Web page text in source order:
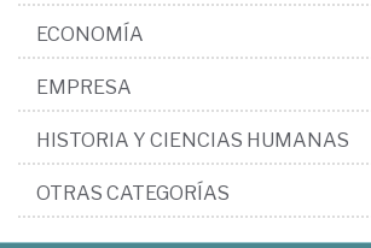
ECONOMÍA
EMPRESA
HISTORIA Y CIENCIAS HUMANAS
OTRAS CATEGORÍAS